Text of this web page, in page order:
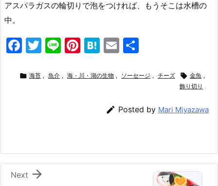
アスパラガスの輪切りで泡をつければ、もうそこは水槽の
中。
F
c
k
T
itt
Li
e
Pi
er
H
e
a
E
ai
 海苔 , 魚介 , 海・川・湖の生物 , ソーセージ , チーズ  金魚 ,
飾り切り
 Posted by Mari Miyazawa

Next